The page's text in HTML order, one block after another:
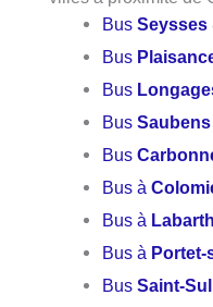
BusSeysses
Bus
Bus
BusSaubens
Bus
Bus à
Bus à
Bus à
BusSaint-